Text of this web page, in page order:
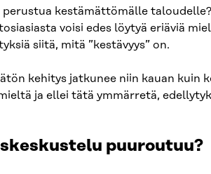
kestämättömälle
voisi edes löytyä eriäviä
siitä, mitä ”kestävyys” on.
kehitys jatkunee niin kauan kuin
ja ellei tätä ymmärretä,
puuroutuu?